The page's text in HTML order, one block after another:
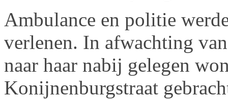
Ambulance en politie
verlenen. In afwachting
naar haar nabij gelegen
Konijnenburgstraat